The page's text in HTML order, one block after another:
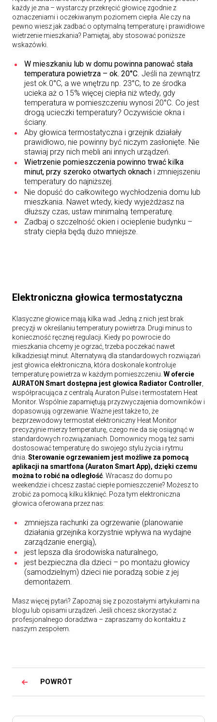
każdy je zna – wystarczy przekręcić głowicę zgodnie z
oznaczeniami i oczekiwanym poziomem ciepła. Ale czy na
pewno wiesz jak zadbać o optymalną temperaturę i prawidłowe
wietrzenie mieszkania? Pamiętaj, aby stosować poniższe
wskazówki.
W mieszkaniu lub w domu powinna panować stała
temperatura powietrza – ok. 20°C. Jeśli na zewnątrz
jest ok.0°C, a we wnętrzu np. 23°C, to ze środka
ucieka aż o 15% więcej ciepła niż wtedy, gdy
temperatura w pomieszczeniu wynosi 20°C. Co jest
drogą ucieczki temperatury? Oczywiście okna i
ściany.
Aby głowica termostatyczna i grzejnik działały
prawidłowo, nie powinny być niczym zasłonięte. Nie
stawiaj przy nich mebli ani innych urządzeń.
Wietrzenie pomieszczenia powinno trwać kilka
minut, przy szeroko otwartych oknach i zmniejszeniu
temperatury do najniższej.
Nie dopuść do całkowitego wychłodzenia domu lub
mieszkania. Nawet wtedy, kiedy wyjeżdżasz na
dłuższy czas, ustaw minimalną temperaturę.
Zadbaj o szczelność okien i ocieplenie budynku –
straty ciepła będą dużo mniejsze.
Elektroniczna głowica termostatyczna
Klasyczne głowice mają kilka wad. Jedną z nich jest brak
precyzji w określaniu temperatury powietrza. Drugi minus to
konieczność ręcznej regulacji. Kiedy po powrocie do
mieszkania chcemy je ogrzać, trzeba poczekać nawet
kilkadziesiąt minut. Alternatywą dla standardowych rozwiązań
jest głowica elektroniczna, która doskonale kontroluje
temperaturę powietrza w każdym pomieszczeniu. W ofercie
AURATON Smart dostępna jest głowica Radiator Controller
współpracująca z centralą Auraton Pulse i termostatem Heat
Monitor. Wspólnie zapamiętują przyzwyczajenia domowników i
dopasowują ogrzewanie. Ważne jest także to, że
bezprzewodowy termostat elektroniczny Heat Monitor
precyzyjnie mierzy temperaturę, czego nie da się osiągnąć w
standardowych rozwiązaniach. Domownicy mogą też sami
dostosować temperaturę do swojego stylu życia i rytmu
dnia. Sterowanie ogrzewaniem jest możliwe za pomocą
aplikacji na smartfona (Auraton Smart App), dzięki czemu
można to robić na odległość . Wracasz do domu po
weekendzie i chcesz zastać ciepłe pomieszczenie? Możesz to
zrobić za pomocą kilku kliknięć. Poza tym elektroniczna
głowica oferowana przez nas:
zmniejsza rachunki za ogrzewanie (planowanie
działania grzejnika korzystnie wpływa na wydajne
zarządzanie energią),
jest lepsza dla środowiska naturalnego,
jest bezpieczna dla dzieci – po montażu głowicy
(samodzielnym) dzieci nie poradzą sobie z jej
demontażem.
Masz więcej pytań? Zapoznaj się z pozostałymi artykułami na
blogu lub opisami urządzeń. Jeśli chcesz skorzystać z
profesjonalnego doradztwa – zapraszamy do kontaktu z
naszym zespołem.
POWRÓT